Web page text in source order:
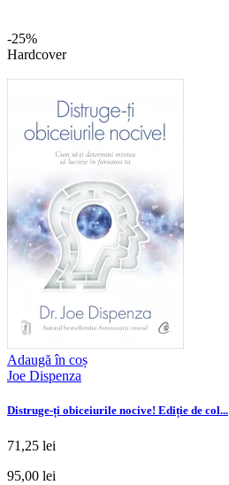
-25%
Hardcover
Adaugă în coș
Joe Dispenza
Distruge-ți obiceiurile nocive! Ediție de col...
71,25 lei
95,00 lei